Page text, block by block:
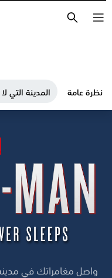
نظرة عامة المدينة التي لا
واصل مغامراتك في